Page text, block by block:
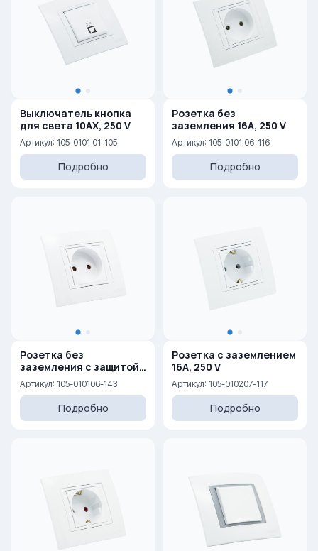
Выключатель кнопка
для света 10AX, 250 V
Артикул: 105-0101 01-105
Подробно
Розетка без
заземления 16A, 250 V
Артикул: 105-0101 06-116
Подробно
Розетка без
заземления с защитой
от детей 10A, 250 V
Артикул: 105-010106-143
Подробно
Розетка с заземлением
16A, 250 V
Артикул: 105-010207-117
Подробно